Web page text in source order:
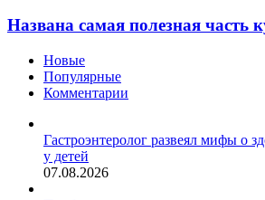
Названа самая полезная часть
Новые
Популярные
Комментарии
Гастроэнтеролог развеял мифы о
у детей
07.08.2026